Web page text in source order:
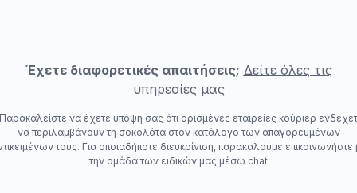
Έχετε διαφορετικές απαιτήσεις; Δείτε όλες τις
υπηρεσίες μας
να έχετε υπόψη σας ότι ορισμένες εταιρείες κούριερ
να περιλαμβάνουν τη σοκολάτα στον κατάλογο των απαγορευμένων
τους. Για οποιαδήποτε διευκρίνιση, παρακαλούμε επικοινωνήστε
την ομάδα των ειδικών μας μέσω chat